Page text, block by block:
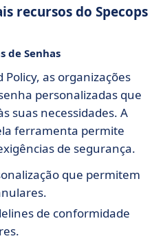
recursos do Specops
de Senhas
Policy, as organizações
personalizadas que
suas necessidades. A
ferramenta permite
de segurança.
que permitem
de conformidade